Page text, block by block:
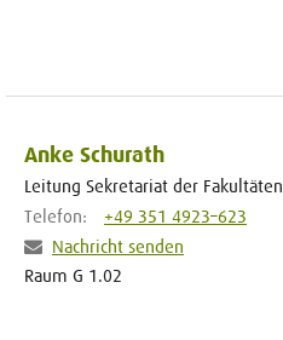
Anke Schurath
Leitung Sekretariat der Fakultäten
Telefon:
+49 351 4923–623
Nachricht senden
Raum G 1.02